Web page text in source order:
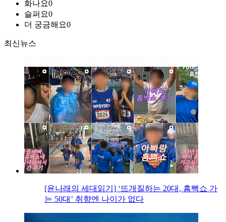
화나요0
슬퍼요0
더 궁금해요0
최신뉴스
[윤나래의 세대읽기] ‘뜨개질하는 20대, 흠뻑쇼 가
는 50대’ 취향엔 나이가 없다